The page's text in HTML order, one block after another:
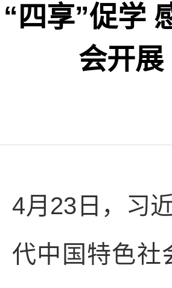
“四享”促学
会开展
4月23日，习
代中国特色社